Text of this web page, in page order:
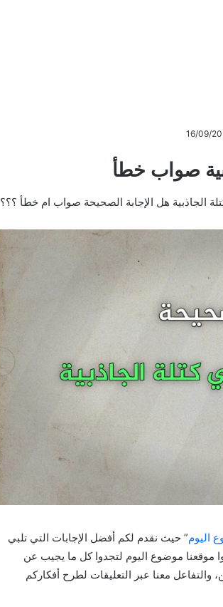
16/09/
صواب خطأ
الجاذبية هل الإجابة الصحيحة صواب ام خطأ ؟؟؟
اليوم” حيث نقدم لكم أفضل الإجابات التي تلبي
موقعنا موضوع اليوم لتجدوا كل ما يجيب عن
والتفاعل معنا عبر التعليقات لطرح أفكاركم